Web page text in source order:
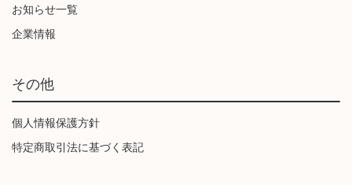
お知らせ一覧
企業情報
その他
個人情報保護方針
特定商取引法に基づく表記